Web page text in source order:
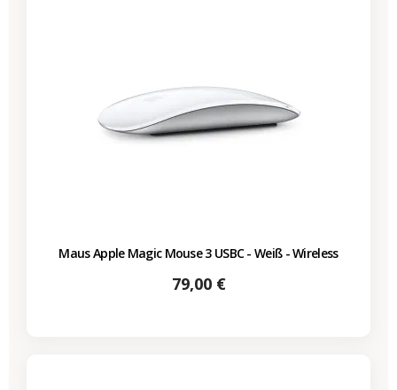
Maus Apple Magic Mouse 3 USBC - Weiß - Wireless
Preis
79,00 €